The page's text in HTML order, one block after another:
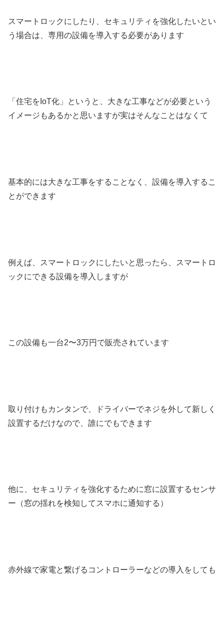
スマートロックにしたり、セキュリティを強化したいとい
う場合は、専用の設備を導入する必要があります
「住宅をIoT化」というと、大きな工事などが必要という
イメージもあるかと思いますが実はそんなことはなくて
基本的には大きな工事をすることなく、設備を導入するこ
とができます
例えば、スマートロックにしたいと思ったら、スマートロ
ックにできる設備を導入しますが
この設備も一台2〜3万円で販売されています
取り付けもカンタンで、ドライバーでネジを外して新しく
設置するだけなので、誰にでもできます
他に、セキュリティを強化するために窓に設置するセンサ
ー（窓の揺れを検知してスマホに通知する）
赤外線で家電と繋げるコントローラーなどの導入をしても